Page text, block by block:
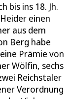
bis ins 18. Jh.
einen
aus dem
Berg habe
Prämie von
Wölfin, sechs
Reichstaler
Verordnung